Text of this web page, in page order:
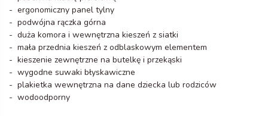
- ergonomiczny panel tylny
- podwójna rączka górna
- duża komora i wewnętrzna kieszeń z siatki
- mała przednia kieszeń z odblaskowym elementem
- kieszenie zewnętrzne na butelkę i przekąski
- wygodne suwaki błyskawiczne
- plakietka wewnętrzna na dane dziecka lub rodziców
- wodoodporny